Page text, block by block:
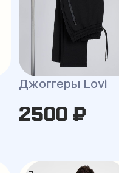
Джоггеры Lovi
2500 ₽